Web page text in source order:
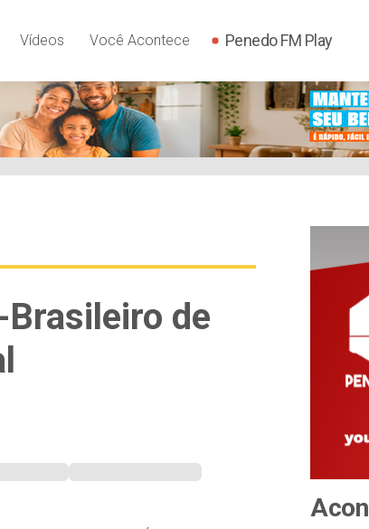
Vídeos Você Acontece Penedo FM Play
de